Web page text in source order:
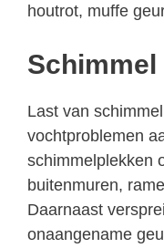
houtrot, muffe
Schimmel
Last van
vochtproblemen
schimmelplekken
buitenmuren,
Daarnaast
onaangename